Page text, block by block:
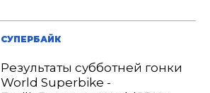
СУПЕРБАЙК
Результаты субботней гонки
World Superbike -